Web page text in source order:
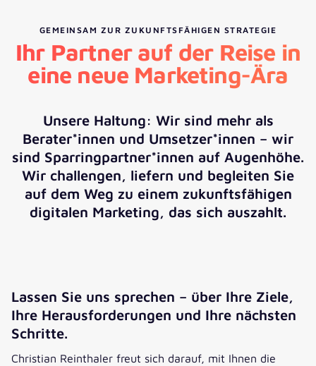
GEMEINSAM ZUR ZUKUNFTSFÄHIGEN STRATEGIE
Ihr Partner auf der Reise in
eine neue Marketing-Ära
Unsere Haltung: Wir sind mehr als
Berater*innen und Umsetzer*innen – wir
sind Sparringpartner*innen auf Augenhöhe.
Wir challengen, liefern und begleiten Sie
auf dem Weg zu einem zukunftsfähigen
digitalen Marketing, das sich auszahlt.
Lassen Sie uns sprechen – über Ihre Ziele,
Ihre Herausforderungen und Ihre nächsten
Schritte.
Christian Reinthaler freut sich darauf, mit Ihnen die